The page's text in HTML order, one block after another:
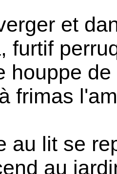
et
furtif
houppe
frimas
au lit se
au